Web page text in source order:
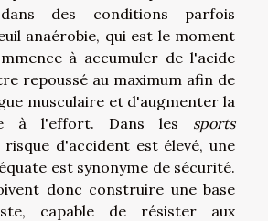
des conditions parfois
anaérobie, qui est le moment
à accumuler de l'acide
repoussé au maximum afin de
musculaire et d'augmenter la
à l'effort. Dans les sports
d'accident est élevé, une
est synonyme de sécurité.
donc construire une base
capable de résister aux